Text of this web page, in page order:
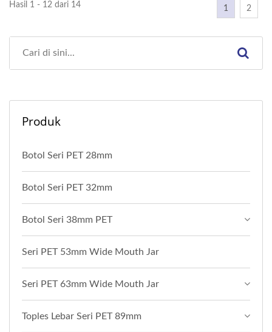
Hasil 1 - 12 dari 14 1 2
Produk
Botol Seri PET 28mm
Botol Seri PET 32mm
Botol Seri 38mm PET
Seri PET 53mm Wide Mouth Jar
Seri PET 63mm Wide Mouth Jar
Toples Lebar Seri PET 89mm